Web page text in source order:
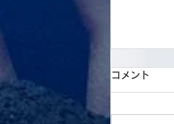
コメント